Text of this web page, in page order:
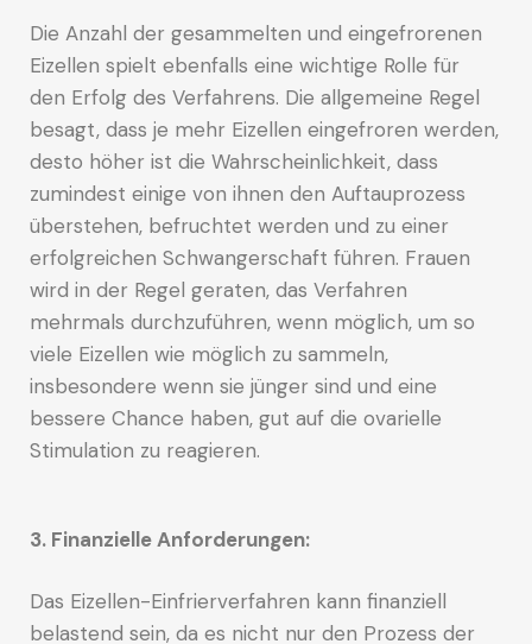
Die Anzahl der gesammelten und eingefrorenen
Eizellen spielt ebenfalls eine wichtige Rolle für
den Erfolg des Verfahrens. Die allgemeine Regel
besagt, dass je mehr Eizellen eingefroren werden,
desto höher ist die Wahrscheinlichkeit, dass
zumindest einige von ihnen den Auftauprozess
überstehen, befruchtet werden und zu einer
erfolgreichen Schwangerschaft führen. Frauen
wird in der Regel geraten, das Verfahren
mehrmals durchzuführen, wenn möglich, um so
viele Eizellen wie möglich zu sammeln,
insbesondere wenn sie jünger sind und eine
bessere Chance haben, gut auf die ovarielle
Stimulation zu reagieren.
3. Finanzielle Anforderungen:
Das Eizellen-Einfrierverfahren kann finanziell
belastend sein, da es nicht nur den Prozess der